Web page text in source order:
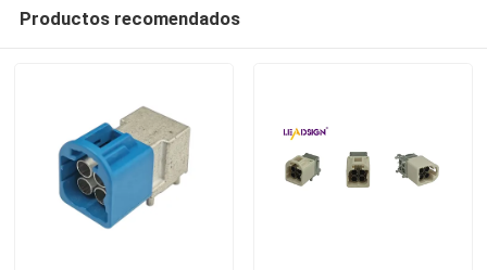
Productos recomendados